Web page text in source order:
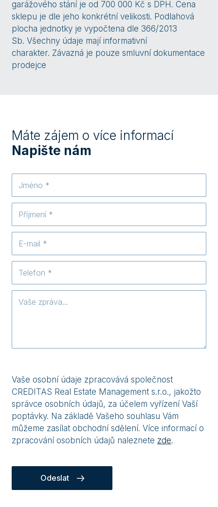
garážového stání je od 700 000 Kč s DPH. Cena
sklepu je dle jeho konkrétní velikosti. Podlahová
plocha jednotky je vypočtena dle 366/2013
Sb. Všechny údaje mají informativní
charakter. Závazná je pouze smluvní dokumentace
prodejce
Máte zájem o více informací
Napište nám
Vaše osobní údaje zpracovává společnost
CREDITAS Real Estate Management s.r.o., jakožto
správce osobních údajů, za účelem vyřízení Vaší
poptávky. Na základě Vašeho souhlasu Vám
můžeme zasílat obchodní sdělení. Více informací o
zpracování osobních údajů naleznete zde.
Odeslat